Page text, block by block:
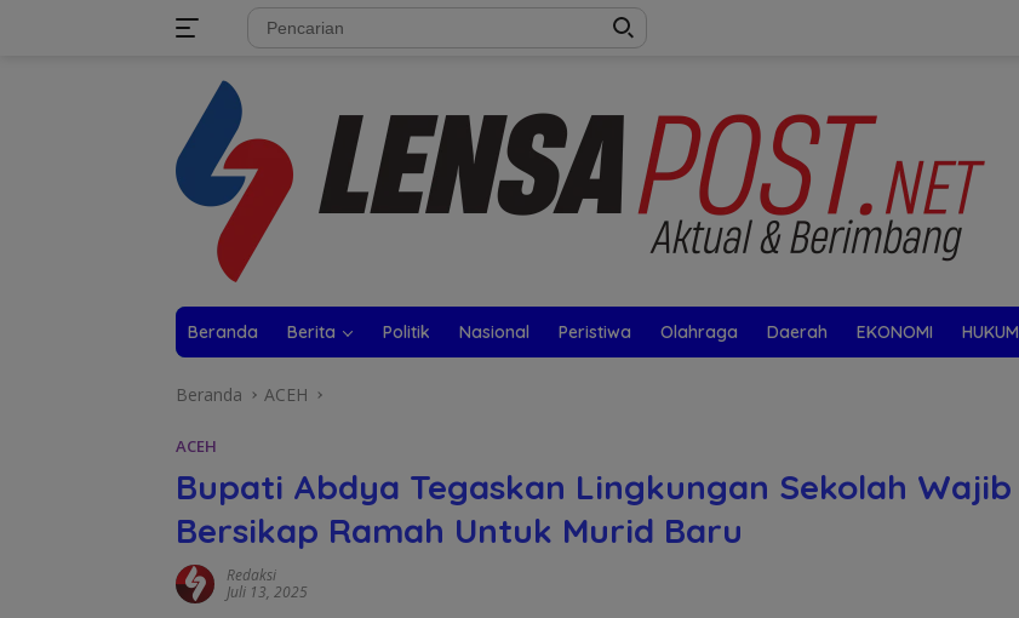
Beranda Berita Politik Nasional Peristiwa Olahraga Daerah EKONOMI HUKUM
Beranda ACEH
ACEH
Bupati Abdya Tegaskan Lingkungan Sekolah Wajib
Bersikap Ramah Untuk Murid Baru
Redaksi
Juli 13, 2025